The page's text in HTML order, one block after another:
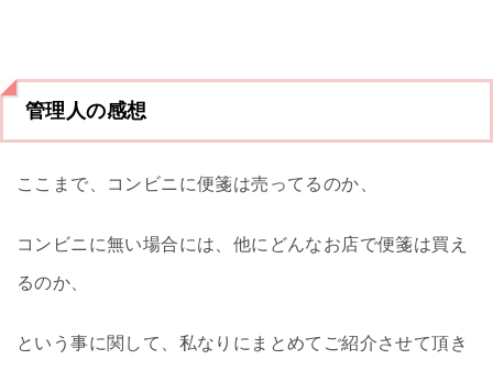
管理人の感想
ここまで、コンビニに便箋は売ってるのか、
コンビニに無い場合には、他にどんなお店で便箋は買え
るのか、
という事に関して、私なりにまとめてご紹介させて頂き